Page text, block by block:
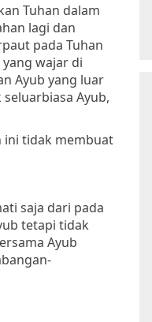
Tuhan dalam
lagi dan
pada Tuhan
wajar di
Ayub yang luar
Ayub,
ini tidak membuat
saja dari pada
tetapi tidak
Ayub